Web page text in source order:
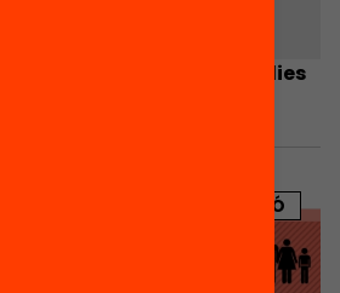
el compromís de les famílies
PUBLICACIÓ